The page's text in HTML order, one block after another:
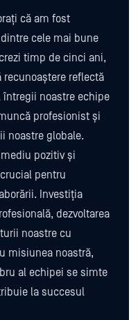
că am fost
cele mai bune
timp de cinci ani,
recunoaștere reflectă
noastre echipe
profesionist și
noastre globale.
pozitiv și
pentru
Investiția
dezvoltarea
noastre cu
misiunea noastră,
al echipei se simte
la succesul